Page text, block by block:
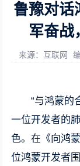
鲁豫对话
军奋战
来源：互联网
“与鸿蒙的
一位开发者的
色。在《向鸿
位鸿蒙开发者